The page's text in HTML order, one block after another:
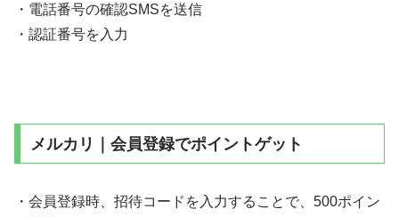
・電話番号の確認SMSを送信
・認証番号を入力
メルカリ｜会員登録でポイントゲット
・会員登録時、招待コードを入力することで、500ポイン